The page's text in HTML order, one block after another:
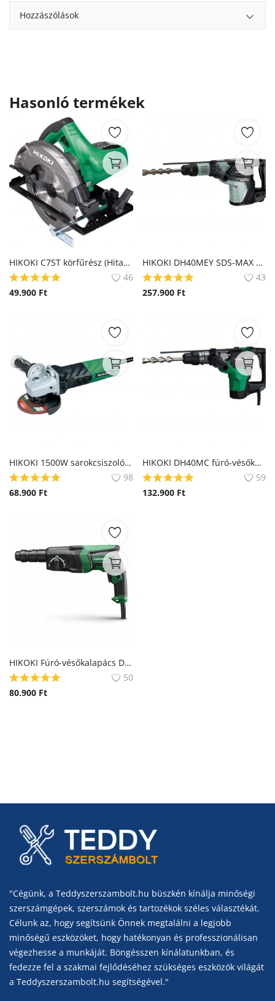
Hozzászólások
Hasonló termékek
HIKOKI C7ST körfűrész (Hitachi)
46
49.900 Ft
HIKOKI DH40MEY SDS-MAX Fúró-vésőkalapács (Hitachi)
43
257.900 Ft
HIKOKI 1500W sarokcsiszoló G13VA (Hitachi)
98
68.900 Ft
HIKOKI DH40MC fúró-vésőkalapács (Hitachi)
59
132.900 Ft
HIKOKI Fúró-vésőkalapács DH26PMC-HSC
50
80.900 Ft
"Cégünk, a Teddyszerszambolt.hu büszkén kínálja minőségi
szerszámgépek, szerszámok és tartozékok széles választékát.
Célunk az, hogy segítsünk Önnek megtalálni a legjobb
minőségű eszközöket, hogy hatékonyan és professzionálisan
végezhesse a munkáját. Böngésszen kínálatunkban, és
fedezze fel a szakmai fejlődéséhez szükséges eszközök világát
a Teddyszerszambolt.hu segítségével."